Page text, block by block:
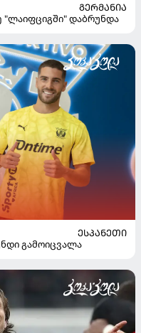
ᲒᲔᲠᲛᲐᲜᲘᲐ
"ლაიფციგში" დაბრუნდა
ᲔᲡᲞᲐᲜᲔᲗᲘ
გამოიცვალა